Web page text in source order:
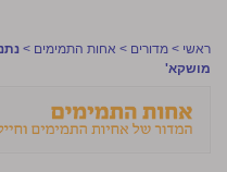
ראשי > מדורים > אחות התמימים >
מושקא'